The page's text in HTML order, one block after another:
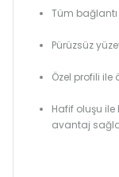
Tüm
Pürüzsüz
Özel profili ile
Hafif oluşu
avantaj